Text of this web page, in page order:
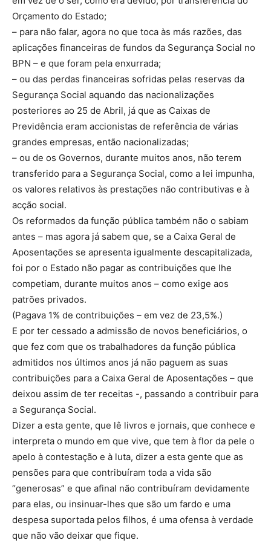
Orçamento do Estado;
– para não falar, agora no que toca às más razões, das
aplicações financeiras de fundos da Segurança Social no
BPN – e que foram pela enxurrada;
– ou das perdas financeiras sofridas pelas reservas da
Segurança Social aquando das nacionalizações
posteriores ao 25 de Abril, já que as Caixas de
Previdência eram accionistas de referência de várias
grandes empresas, então nacionalizadas;
– ou de os Governos, durante muitos anos, não terem
transferido para a Segurança Social, como a lei impunha,
os valores relativos às prestações não contributivas e à
acção social.
Os reformados da função pública também não o sabiam
antes – mas agora já sabem que, se a Caixa Geral de
Aposentações se apresenta igualmente descapitalizada,
foi por o Estado não pagar as contribuições que lhe
competiam, durante muitos anos – como exige aos
patrões privados.
(Pagava 1% de contribuições – em vez de 23,5%.)
E por ter cessado a admissão de novos beneficiários, o
que fez com que os trabalhadores da função pública
admitidos nos últimos anos já não paguem as suas
contribuições para a Caixa Geral de Aposentações – que
deixou assim de ter receitas -, passando a contribuir para
a Segurança Social.
Dizer a esta gente, que lê livros e jornais, que conhece e
interpreta o mundo em que vive, que tem à flor da pele o
apelo à contestação e à luta, dizer a esta gente que as
pensões para que contribuíram toda a vida são
“generosas” e que afinal não contribuíram devidamente
para elas, ou insinuar-lhes que são um fardo e uma
despesa suportada pelos filhos, é uma ofensa à verdade
que não vão deixar que fique.